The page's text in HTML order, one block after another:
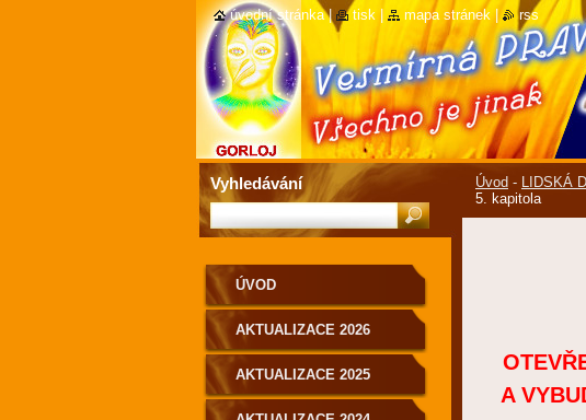
Úvod - LIDSKÁ
5. kapitola
A
ÚVOD
AKTUALIZACE 2026
AKTUALIZACE 2025
Vyhledávání
úvodní stránka | tisk mapa stránek rss